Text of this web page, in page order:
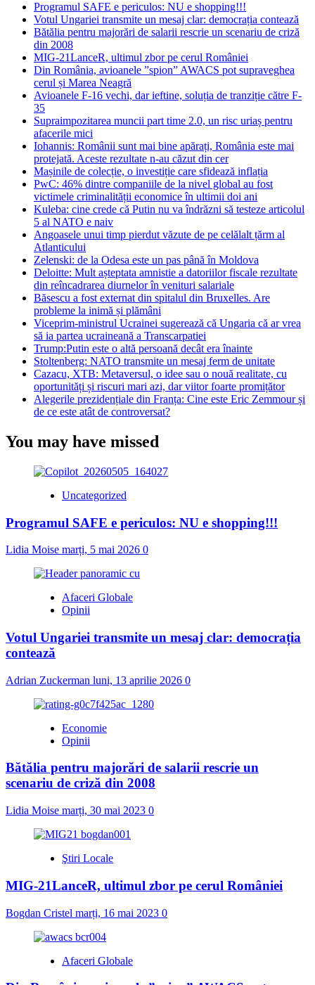
Programul SAFE e periculos: NU e shopping!!!
Votul Ungariei transmite un mesaj clar: democrația contează
Bătălia pentru majorări de salarii rescrie un scenariu de criză
din 2008
MIG-21LanceR, ultimul zbor pe cerul României
Din România, avioanele ”spion” AWACS pot supraveghea
cerul și Marea Neagră
Avioanele F-16 vechi, dar ieftine, soluția de tranziție către F-
35
Supraimpozitarea muncii part time 2.0, un risc uriaș pentru
afacerile mici
Iohannis: Românii sunt mai bine apărați, România este mai
protejată. Aceste rezultate n-au căzut din cer
Mașinile de colecție, o investiție care sfidează inflația
PwC: 46% dintre companiile de la nivel global au fost
victimele criminalității economice în ultimii doi ani
Kuleba: cine crede că Putin nu va îndrăzni să testeze articolul
5 al NATO e naiv
Angoasele unui timp pierdut văzute de pe celălalt țărm al
Atlanticului
Zelenski: de la Odesa este un pas până în Moldova
Deloitte: Mult așteptata amnistie a datoriilor fiscale rezultate
din reîncadrarea diurnelor în venituri salariale
Băsescu a fost externat din spitalul din Bruxelles. Are
probleme la inimă și plămâni
Viceprim-ministrul Ucrainei sugerează că Ungaria că ar vrea
să ia partea ucraineană a Transcarpatiei
Trump:Putin este o altă persoană decât era înainte
Stoltenberg: NATO transmite un mesaj ferm de unitate
Cazacu, XTB: Metaversul, o idee sau o nouă realitate, cu
oportunități și riscuri mari azi, dar viitor foarte promițător
Alegerile prezidențiale din Franța: Cine este Eric Zemmour și
de ce este atât de controversat?
You may have missed
Uncategorized
Programul SAFE e periculos: NU e shopping!!!
Lidia Moise marți, 5 mai 2026 0
Afaceri Globale
Opinii
Votul Ungariei transmite un mesaj clar: democrația
contează
Adrian Zuckerman luni, 13 aprilie 2026 0
Economie
Opinii
Bătălia pentru majorări de salarii rescrie un
scenariu de criză din 2008
Lidia Moise marți, 30 mai 2023 0
Ştiri Locale
MIG-21LanceR, ultimul zbor pe cerul României
Bogdan Cristel marți, 16 mai 2023 0
Afaceri Globale